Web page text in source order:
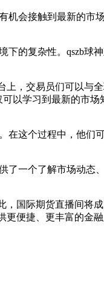
会接触到最新的市
的复杂性。qszb球
，交易员们可以与
以学习到最新的市场
在这个过程中，他们
了一个了解市场动态
国际期货直播间将
便捷、更丰富的金